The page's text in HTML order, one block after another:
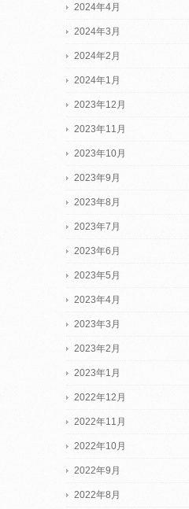
2024年4月
2024年3月
2024年2月
2024年1月
2023年12月
2023年11月
2023年10月
2023年9月
2023年8月
2023年7月
2023年6月
2023年5月
2023年4月
2023年3月
2023年2月
2023年1月
2022年12月
2022年11月
2022年10月
2022年9月
2022年8月